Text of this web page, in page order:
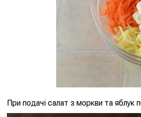
При подачі салат з моркви та яблук